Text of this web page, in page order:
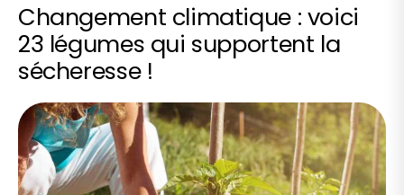
Changement climatique : voici
23 légumes qui supportent la
sécheresse !